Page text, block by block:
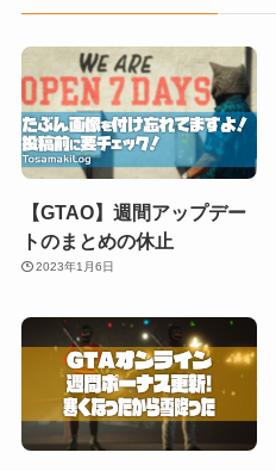
【GTAO】週間アップデー
トのまとめの休止
2023年1月6日